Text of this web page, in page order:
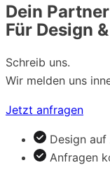
Dein
Für Design
Schreib uns.
Wir melden uns
Jetzt anfragen
Design
Anfragen